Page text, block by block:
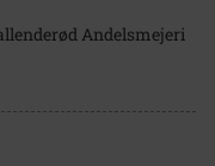
Andelsmejeri